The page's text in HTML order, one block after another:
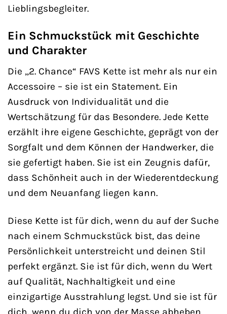
Lieblingsbegleiter.
Ein Schmuckstück mit Geschichte
und Charakter
Die „2. Chance“ FAVS Kette ist mehr als nur ein
Accessoire – sie ist ein Statement. Ein
Ausdruck von Individualität und die
Wertschätzung für das Besondere. Jede Kette
erzählt ihre eigene Geschichte, geprägt von der
Sorgfalt und dem Können der Handwerker, die
sie gefertigt haben. Sie ist ein Zeugnis dafür,
dass Schönheit auch in der Wiederentdeckung
und dem Neuanfang liegen kann.
Diese Kette ist für dich, wenn du auf der Suche
nach einem Schmuckstück bist, das deine
Persönlichkeit unterstreicht und deinen Stil
perfekt ergänzt. Sie ist für dich, wenn du Wert
auf Qualität, Nachhaltigkeit und eine
einzigartige Ausstrahlung legst. Und sie ist für